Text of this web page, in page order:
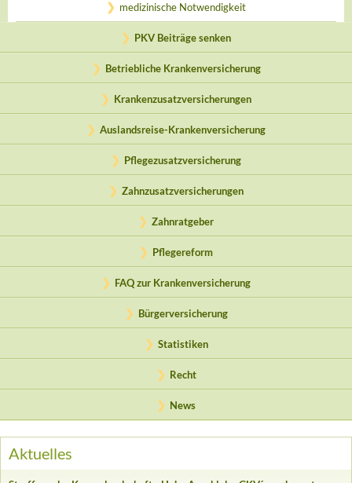
medizinische Notwendigkeit
PKV Beiträge senken
Betriebliche Krankenversicherung
Krankenzusatzversicherungen
Auslandsreise-Krankenversicherung
Pflegezusatzversicherung
Zahnzusatzversicherungen
Zahnratgeber
Pflegereform
FAQ zur Krankenversicherung
Bürgerversicherung
Statistiken
Recht
News
Aktuelles